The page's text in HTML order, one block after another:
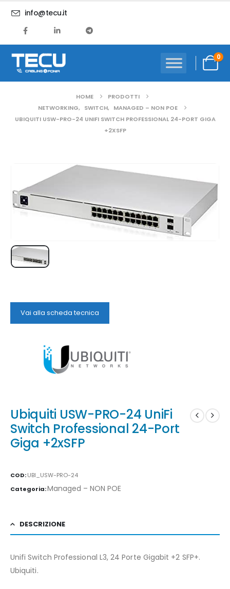
info@tecu.it
0
HOME
PRODOTTI
NETWORKING, SWITCH, MANAGED – NON POE
UBIQUITI USW-PRO-24 UNIFI SWITCH PROFESSIONAL 24-PORT GIGA
+2XSFP
Vai alla scheda tecnica
Ubiquiti USW-PRO-24 UniFi
Switch Professional 24-Port
Giga +2xSFP
COD:UBI_USW-PRO-24
Categoria:Managed – NON POE
DESCRIZIONE
Unifi Switch Professional L3, 24 Porte Gigabit +2 SFP+.
Ubiquiti.